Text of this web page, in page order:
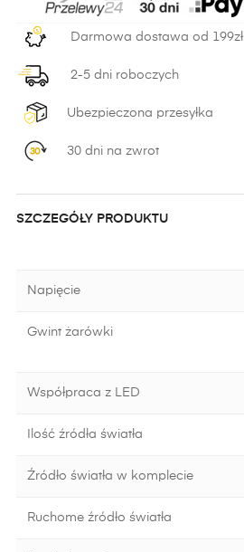
Darmowa dostawa od 199zł
2-5 dni roboczych
Ubezpieczona przesyłka
30 dni na zwrot
SZCZEGÓŁY PRODUKTU
Napięcie
Gwint żarówki
Współpraca z LED
Ilość źródła światła
Źródło światła w komplecie
Ruchome źródło światła